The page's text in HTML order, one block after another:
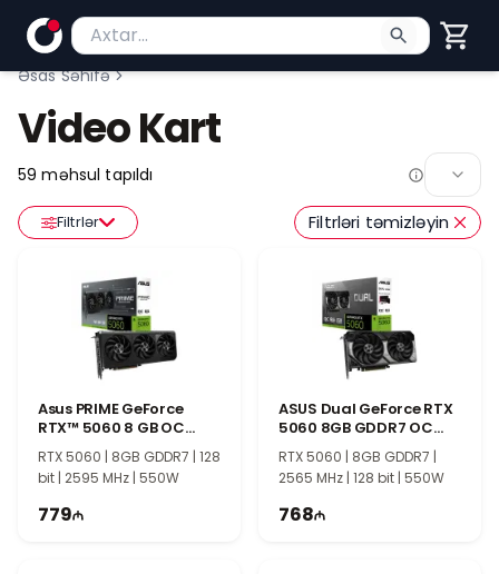
Məhsul axtar
Axtarış üçün ən azı 2 simvol yazın. Göndərmək
Əsas Səhifə
Video Kart
59 məhsul tapıldı
Filtrlər Filtrləri təmizləyin
Asus PRIME GeForce
RTX™ 5060 8 GB OC
90YV0N10-M0NA00
RTX 5060 | 8GB GDDR7 | 128
bit | 2595 MHz | 550W
779
ASUS Dual GeForce RTX
5060 8GB GDDR7 OC
Edition
RTX 5060 | 8GB GDDR7 |
2565 MHz | 128 bit | 550W
768